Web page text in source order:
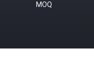
MOQ